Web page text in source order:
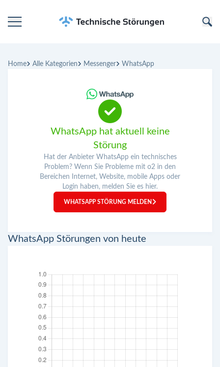
Kategorien
Home Alle Kategorien Messenger WhatsApp
WhatsApp hat aktuell keine
Störung
Hat der Anbieter WhatsApp ein technisches
Problem? Wenn Sie Probleme mit o2 in den
Bereichen Internet, Website, mobile Apps oder
Login haben, melden Sie es hier.
WHATSAPP STÖRUNG MELDEN
WhatsApp Störungen von heute